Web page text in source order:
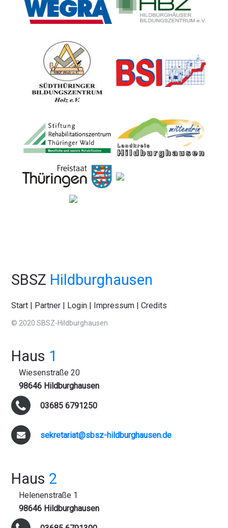
SBSZ Hildburghausen
Start | Partner | Login | Impressum |Credits
© 2020 SBSZ-Hildburghausen
Haus 1
Wiesenstraße 20
98646 Hildburghausen
03685 6791250
sekretariat@sbsz-hildburghausen.de
Haus 2
Helenenstraße 1
98646 Hildburghausen